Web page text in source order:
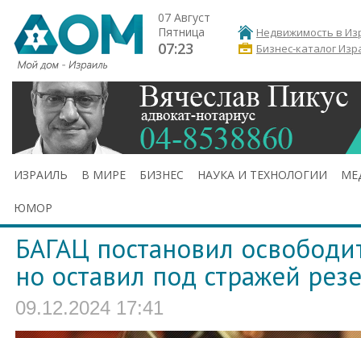
07 Август
Пятница
07:23
Недвижимость в
Бизнес-каталог
ИЗРАИЛЬ В МИРЕ БИЗНЕС НАУКА И ТЕХНОЛОГИИ
ЮМОР
БАГАЦ постановил
но оставил под стражей
09.12.2024 17:41